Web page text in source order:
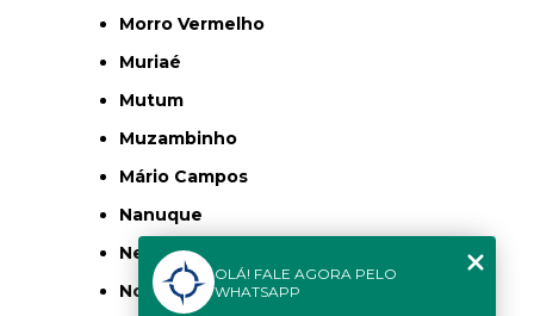
Morro Vermelho
Muriaé
Mutum
Muzambinho
Mário Campos
Nanuque
Nepomuceno
Nova Lima
OLÁ! FALE AGORA PELO
WHATSAPP